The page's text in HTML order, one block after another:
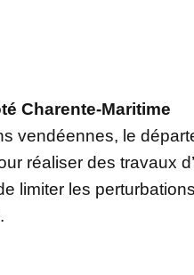
Charente-Maritime
vendéennes, le
réaliser des travaux
limiter les